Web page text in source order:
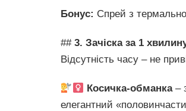
Бонус: Спрей з
## 3. Зачіска за 1
Відсутність часу – не
Косичка-обманка–
елегантний